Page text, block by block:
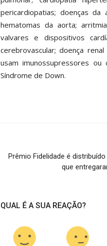
pericardiopatias; doenças
hematomas da aorta;
valvares e dispositivos
cerebrovascular; doença
usam imunossupressores ou
Síndrome de Down.
Prêmio Fidelidade é
que
QUAL É A SUA REAÇÃO?